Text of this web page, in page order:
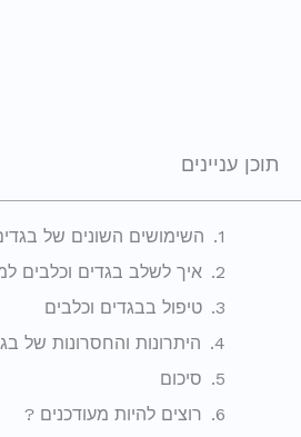
תוכן עניינים
השימושים השונים של
איך לשלב בגדים וכלבים
טיפול בבגדים וכלבים
היתרונות והחסרונות של
סיכום
רוצים להיות מעודכנים ?